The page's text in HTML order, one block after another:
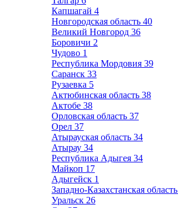
Капшагай 4
Новгородская область 40
Великий Новгород 36
Боровичи 2
Чудово 1
Республика Мордовия 39
Саранск 33
Рузаевка 5
Актюбинская область 38
Актобе 38
Орловская область 37
Орел 37
Атырауская область 34
Атырау 34
Республика Адыгея 34
Майкоп 17
Адыгейск 1
Западно-Казахстанская область
Уральск 26